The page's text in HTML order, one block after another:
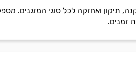
תיקון ואחזקה לכל סוגי המזגנים.
זמנים.